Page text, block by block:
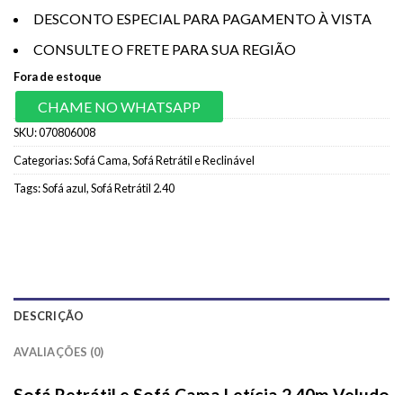
DESCONTO ESPECIAL PARA PAGAMENTO À VISTA
CONSULTE O FRETE PARA SUA REGIÃO
Fora de estoque
CHAME NO WHATSAPP
SKU:070806008
Categorias:Sofá Cama,Sofá Retrátil e Reclinável
Tags:Sofá azul,Sofá Retrátil 2.40
DESCRIÇÃO
AVALIAÇÕES (0)